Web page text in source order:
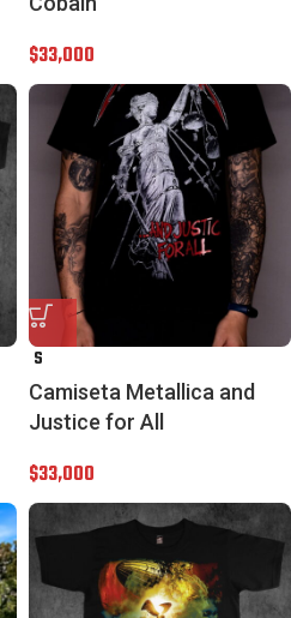
$33,000
S
Camiseta Metallica and
Justice for All
$33,000